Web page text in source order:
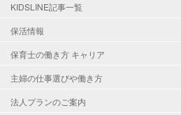
KIDSLINE記事一覧
保活情報
保育士の働き方 キャリア
主婦の仕事選びや働き方
法人プランのご案内